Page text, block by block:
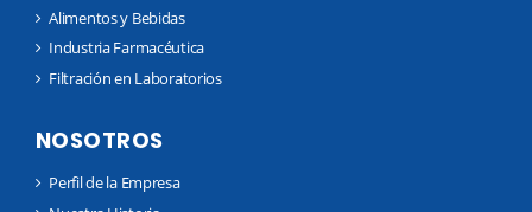
Alimentos y Bebidas
Industria Farmacéutica
Filtración en Laboratorios
NOSOTROS
Perfil de la Empresa